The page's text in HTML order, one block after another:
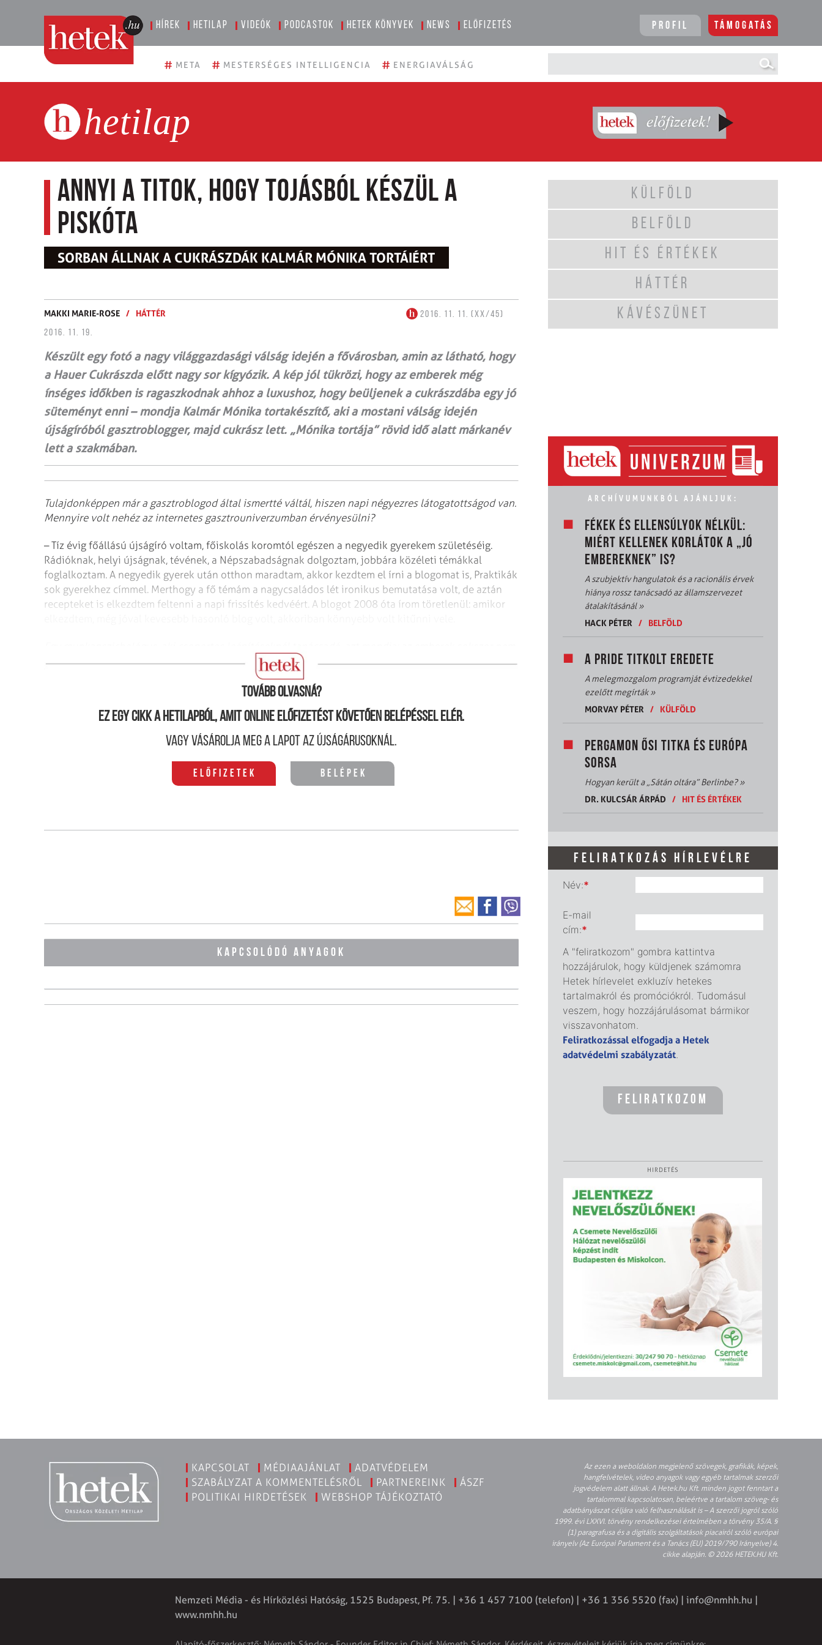
Hírek Hetilap Videók Podcastok Hetek könyvek News Előfizetés Profil Támogatás
# META # MESTERSÉGES INTELLIGENCIA # ENERGIAVÁLSÁG
hetilap
Annyi a titok, hogy tojásból készül a
piskóta
SORBAN ÁLLNAK A CUKRÁSZDÁK KALMÁR MÓNIKA TORTÁIÉRT
MAKKI MARIE-ROSE / HÁTTÉR
2016. 11. 11. (XX/45)
2016. 11. 19.
Készült egy fotó a nagy világgazdasági válság idején a fővárosban, amin az látható, hogy
a Hauer Cukrászda előtt nagy sor kígyózik. A kép jól tükrözi, hogy az emberek még
ínséges időkben is ragaszkodnak ahhoz a luxushoz, hogy beüljenek a cukrászdába egy jó
süteményt enni – mondja Kalmár Mónika tortakészítő, aki a mostani válság idején
újságíróból gasztroblogger, majd cukrász lett. „Mónika tortája” rövid idő alatt márkanév
lett a szakmában.
Tulajdonképpen már a gasztro­blogod által ismertté váltál, hiszen napi négyezres látogatottságod van.
Mennyire volt nehéz az internetes gasztrouniverzumban érvényesülni?
– Tíz évig főállású újságíró voltam, főiskolás koromtól egészen a negyedik gyerekem születéséig.
Rádióknak, helyi újságnak, tévének, a Népszabadságnak dolgoztam, jobbára közéleti témákkal
foglalkoztam. A negyedik gyerek után otthon maradtam, akkor kezdtem el írni a blogomat is, Praktikák
sok gyerekhez címmel. Merthogy a fő témám a nagycsaládos lét ironikus bemutatása volt, de aztán
recepteket is elkezdtem feltenni a napi frissítés kedvéért. A blogot 2008 óta írom töretlenül: amikor
is gondolnák, hogy akár a hobbitevékenységükből is megélhetnének.
Tovább olvasná?
Ez egy cikk a hetilapból, amit online előfizetést követően belépéssel elér.
Vagy vásárolja meg a lapot az újságárusoknál.
Előfizetek Belépek
KAPCSOLÓDÓ ANYAGOK
KÜLFÖLD
BELFÖLD
HIT ÉS ÉRTÉKEK
HÁTTÉR
KÁVÉSZÜNET
ARCHÍVUMUNKBÓL AJÁNLJUK:
FÉKEK ÉS ELLENSÚLYOK NÉLKÜL:
MIÉRT KELLENEK KORLÁTOK A „JÓ
EMBEREKNEK” IS?
A szubjektív hangulatok és a racionális érvek
hiánya rossz tanácsadó az államszervezet
átalakításánál»
HACK PÉTER
/ BELFÖLD
A PRIDE TITKOLT EREDETE
A melegmozgalom programját évtizedekkel
ezelőtt megírták»
MORVAY PÉTER
/ KÜLFÖLD
PERGAMON ŐSI TITKA ÉS EURÓPA
SORSA
Hogyan került a „Sátán oltára” Berlinbe?»
DR. KULCSÁR ÁRPÁD
/ HIT ÉS ÉRTÉKEK
FELIRATKOZÁS HÍRLEVÉLRE
Név:*
E-mail
cím:*
A "feliratkozom" gombra kattintva
hozzájárulok, hogy küldjenek számomra
Hetek hírlevelet exkluzív hetekes
tartalmakról és promóciókról. Tudomásul
veszem, hogy hozzájárulásomat bármikor
visszavonhatom.
Feliratkozással elfogadja a Hetek
adatvédelmi szabályzatát.
HIRDETÉS
KAPCSOLAT MÉDIAAJÁNLAT
ADATVÉDELEM
SZABÁLYZAT A KOMMENTELÉSRŐL
PARTNEREINK
ÁSZF
POLITIKAI HIRDETÉSEK
WEBSHOP TÁJÉKOZTATÓ
Az ezen a weboldalon megjelenő szövegek, grafikák, képek,
hangfelvételek, video anyagok vagy egyéb tartalmak szerzői
jogvédelem alatt állnak. A Hetek.hu Kft. minden jogot fenntart a
tartalommal kapcsolatosan, beleértve a tartalom szöveg- és
adatbányászat céljára való felhasználását is – A szerzői jogról szóló
1999. évi LXXVI. törvény rendelkezései értelmében a törvény 35/A. §
(1) paragrafusa és a digitális szolgáltatások piacairól szóló európai
irányelv (Az Európai Parlament és a Tanács (EU) 2019/790 Irányelve) 4.
cikke alapján. © 2026 HETEK.HU Kft.
Nemzeti Média - és Hírközlési Hatóság, 1525 Budapest, Pf. 75. | +36 1 457 7100 (telefon) | +36 1 356 5520 (fax) | info@nmhh.hu
www.nmhh.hu